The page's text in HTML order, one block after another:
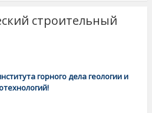
строительный
горного дела геологии и